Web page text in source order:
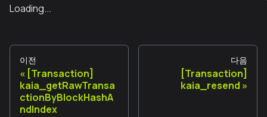
Loading...
이전
[Transaction]
kaia_getRawTransa
ctionByBlockHashA
ndIndex
다음
[Transaction]
kaia_resend